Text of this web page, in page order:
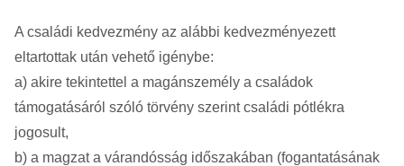
A családi kedvezmény az alábbi kedvezményezett
eltartottak után vehető igénybe:
a) akire tekintettel a magánszemély a családok
támogatásáról szóló törvény szerint családi pótlékra
jogosult,
b) a magzat a várandósság időszakában (fogantatásának